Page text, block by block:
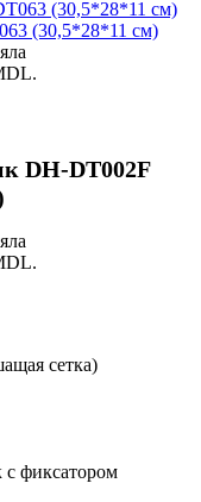
(30,5*28*11 см)
DH-DT002F
сетка)
фиксатором